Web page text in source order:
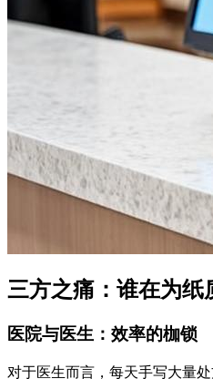
三方之痛：谁在为纸
医院与医生：效率的枷锁
对于医生而言，每天手写大量